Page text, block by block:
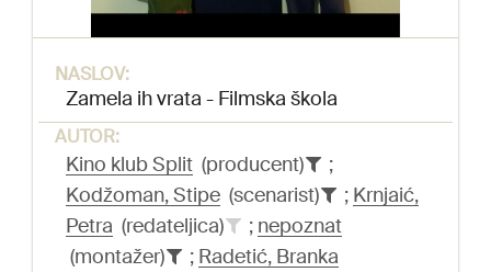
NASLOV:
Zamela ih vrata - Filmska škola
AUTOR:
Kino klub Split (producent)
;
Kodžoman, Stipe (scenarist) ; Krnjaić,
Petra (redateljica) ; nepoznat
(montažer)
; Radetić, Branka